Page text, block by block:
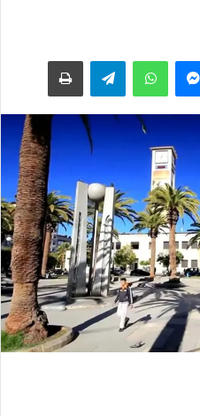
Messenger
WhatsApp
Telegramاطبعها